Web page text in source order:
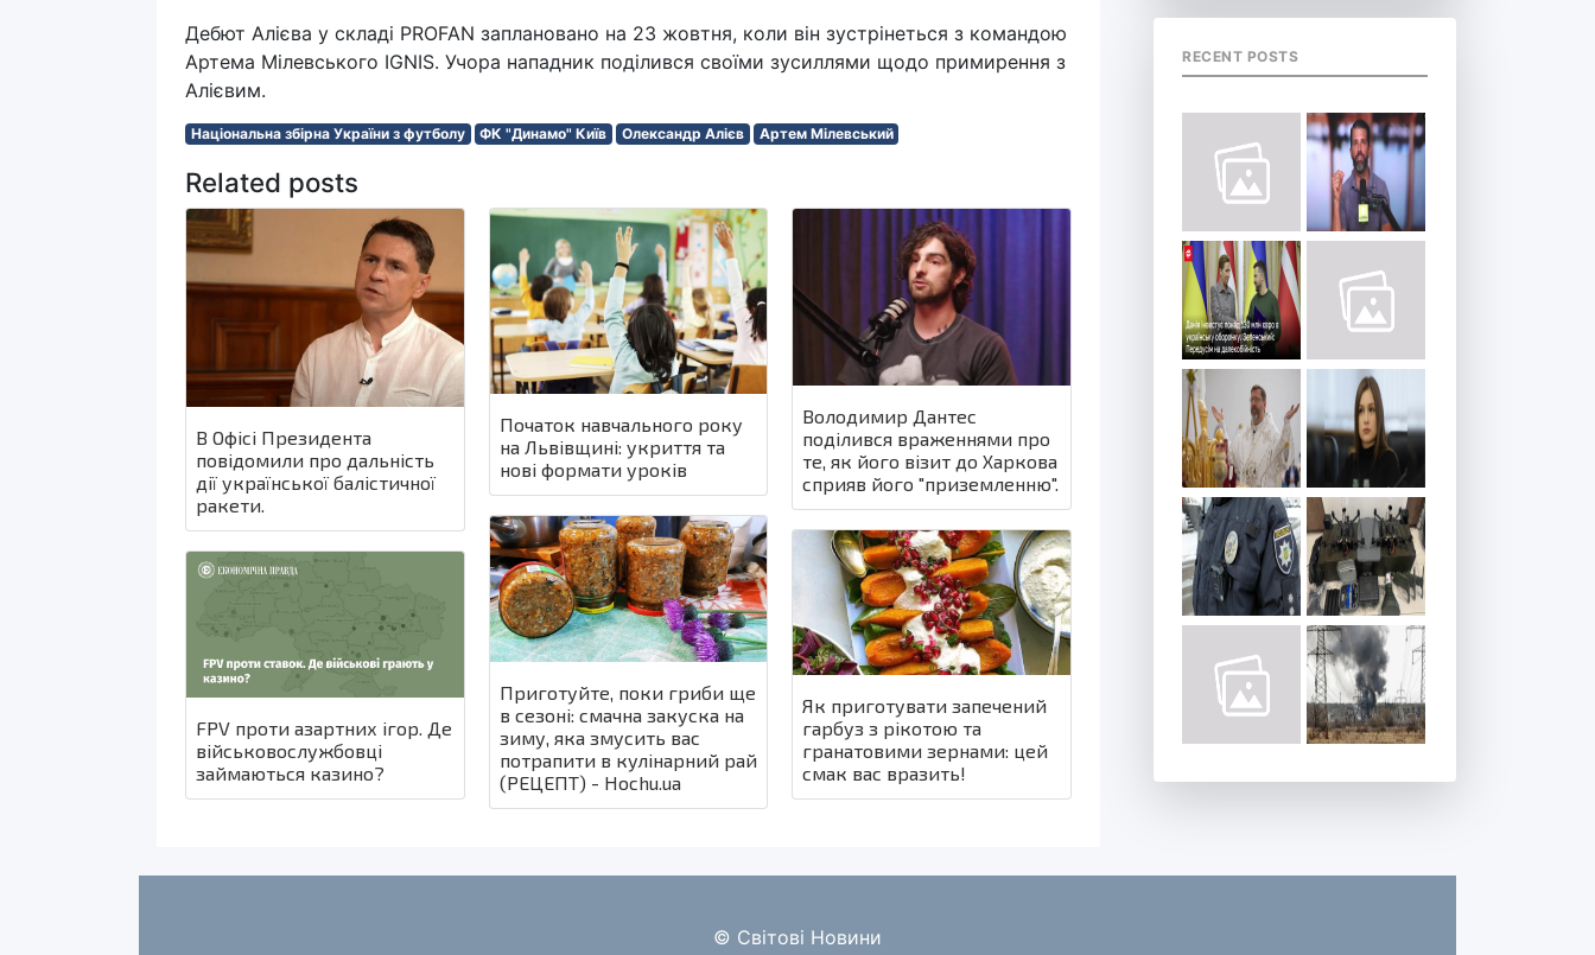
Дебют Алієва у складі PROFAN заплановано на 23 жовтня, коли він зустрінеться з командою
Артема Мілевського IGNIS. Учора нападник поділився своїми зусиллями щодо примирення з
Алієвим.
Національна збірна України з футболу ФК "Динамо" Київ Олександр Алієв Артем Мілевський
Related posts
В Офісі Президента
повідомили про дальність
дії української балістичної
ракети.
FPV проти азартних ігор. Де
військовослужбовці
займаються казино?
Початок навчального року
на Львівщині: укриття та
нові формати уроків
Приготуйте, поки гриби ще
в сезоні: смачна закуска на
зиму, яка змусить вас
потрапити в кулінарний рай
(РЕЦЕПТ) - Hochu.ua
Володимир Дантес
поділився враженнями про
те, як його візит до Харкова
сприяв його "приземленню".
Як приготувати запечений
гарбуз з рікотою та
гранатовими зернами: цей
смак вас вразить!
RECENT POSTS
© Світові Новини